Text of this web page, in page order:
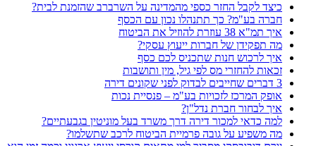
כיצד לקבל החזר כספי מהמדינה על השרברב שהזמנת לבית?
חברה בע"מ? כך תתנהלו נכון עם הכסף
איך תמ"א 38 עוזרת להוזיל את הביטוח
מה תפקידן של חברות ייעוץ עסקי?
איך לרכוש חנות שתכניס לכם כסף
זכאות להחזרי מס לפי גיל, מין ותושבות
3 דברים שחייבים לבדוק לפני שקונים דירה
אופק המרכז לזכויות בע"מ – פנסיית נכות
איך לבחור חברת נדל"ן?
למה כדאי למכור דירה דרך משרד בעל מוניטין בגבעתיים?
מה משפיע על גובה פרמיית הביטוח לרכב שתשלמו?